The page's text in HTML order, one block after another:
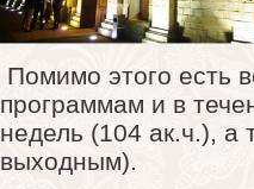
Помимо этого есть
программам и в
недель (104 ак.ч.), а
выходным).